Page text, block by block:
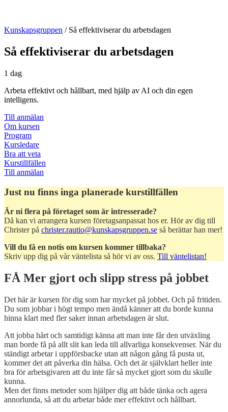
Kunskapsgruppen / Så effektiviserar du arbetsdagen
Så effektiviserar du arbetsdagen
1 dag
Arbeta effektivt och hållbart, med hjälp av AI och din egen
intelligens.
Till anmälan
Om kursen
Program
Kursledare
Bra att veta
Kurstillfällen
Till anmälan
Just nu finns inga planerade kurstillfällen
Är ni flera på företaget som är intresserade?
Då kan vi arrangera kursen företagsanpassat hos er. Hör av dig till
Christer på christer.rautio@kunskapsgruppen.se så berättar han mer!
Vill du få en notis om kursen kommer tillbaka?
Skriv upp dig på vår väntelista så hör vi av oss. Till väntelistan!
FÅ Mer gjort och slipp stress på jobbet
Det här är kursen för dig som har mycket på jobbet. Och på fritiden.
Du som jobbar i högt tempo men ändå känner att du borde kunna
hinna klart med fler saker innan arbetsdagen är slut.
Att jobba hårt och samtidigt känna att man inte får den utväxling
man borde få på allt slit kan leda till allvarliga konsekvenser. När du
ständigt arbetar i uppförsbacke utan att någon gång få pusta ut,
kommer det att påverka din hälsa. Och det är självklart heller inte
bra för arbetsgivaren att du inte får så mycket gjort som du skulle
kunna.
Men det finns metoder som hjälper dig att både tänka och agera
annorlunda, så att du arbetar både mer effektivt och hållbart.